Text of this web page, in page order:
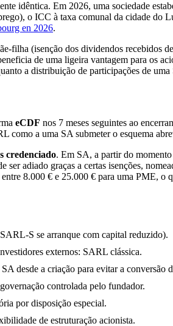
idêntica. Em 2026, uma sociedade
o ICC à taxa comunal da cidade do
en 2026.
filha (isenção dos dividendos recebidos
de uma ligeira vantagem para os
a distribuição de participações de
eCDF nos 7 meses seguintes ao
a uma SA submeter o esquema
credenciado. Em SA, a partir do
adiado graças a certas isenções,
8.000 € e 25.000 € para uma PME, o
S se arranque com capital reduzido).
externos: SARL clássica.
desde a criação para evitar a conversão
controlada pelo fundador.
por disposição especial.
de estruturação acionista.